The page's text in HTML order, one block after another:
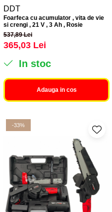
DDT
Foarfeca cu acumulator , vita de vie
si crengi , 21 V , 3 Ah , Rosie
537,89 Lei
365,03 Lei
In stoc
Adauga in cos
-33%